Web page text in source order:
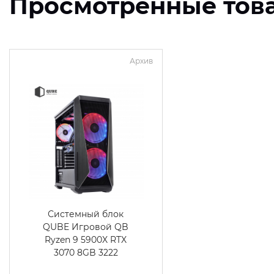
Просмотренные
Архив
Системный блок
QUBE Игровой QB
Ryzen 9 5900X RTX
3070 8GB 3222